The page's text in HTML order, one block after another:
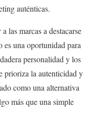
auténticas.
las marcas a destacarse
es una oportunidad para
personalidad y los
prioriza la autenticidad y
como una alternativa
más que una simple